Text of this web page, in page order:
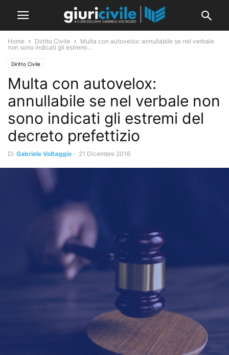
Home Diritto Civile
Multa con autovelox: annullabile se nel verbale
non sono indicati gli estremi...
Diritto Civile
Multa con autovelox:
annullabile se nel verbale non
sono indicati gli estremi del
decreto prefettizio
Di Gabriele Voltaggio - 21 Dicembre 2016